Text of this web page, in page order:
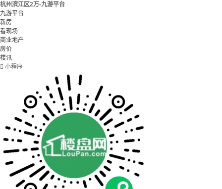
杭州滨江区2万-九游平台
九游平台
新房
看现场
商业地产
房价
楼讯
 小程序